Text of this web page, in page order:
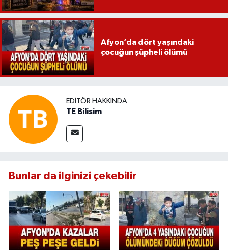
Afyon’da dört yaşındaki
çocuğun şüpheli ölümü
EDITÖR HAKKINDA
TE Bilisim
Bunlar da ilginizi çekebilir